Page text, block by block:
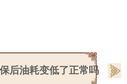
后油耗变低了正常吗